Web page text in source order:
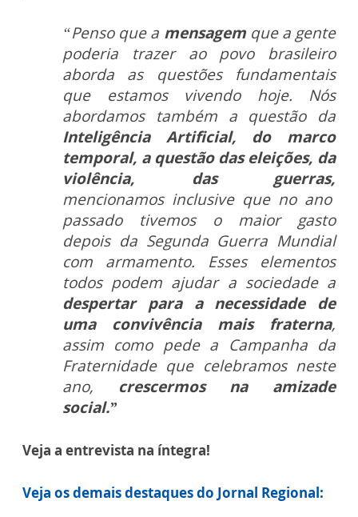
“Penso que a mensagem que a gente
poderia trazer ao povo brasileiro
aborda as questões fundamentais
que estamos vivendo hoje. Nós
abordamos também a questão da
Inteligência Artificial, do marco
temporal, a questão das eleições, da
violência, das guerras,
mencionamos inclusive que no ano
passado tivemos o maior gasto
depois da Segunda Guerra Mundial
com armamento. Esses elementos
todos podem ajudar a sociedade a
despertar para a necessidade de
uma convivência mais fraterna,
assim como pede a Campanha da
Fraternidade que celebramos neste
ano, crescermos na amizade
social.”
Veja a entrevista na íntegra!
Veja os demais destaques do Jornal Regional: